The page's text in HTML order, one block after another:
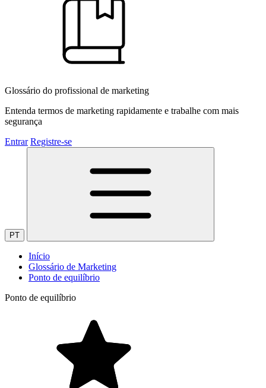
Glossário do profissional de marketing
Entenda termos de marketing rapidamente e trabalhe com mais
segurança
Entrar Registre-se
PT
Início
Glossário de Marketing
Ponto de equilíbrio
Ponto de equilíbrio